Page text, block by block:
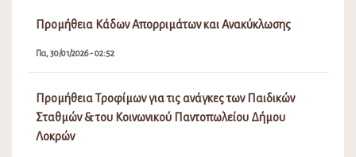
Προμήθεια Κάδων Απορριμάτων και Ανακύκλωσης
Πα, 30/01/2026 - 02:52
Προμήθεια Τροφίμων για τις ανάγκες των Παιδικών
Σταθμών & του Κοινωνικού Παντοπωλείου Δήμου
Λοκρών